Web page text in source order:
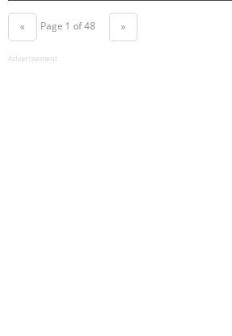
« Page 1 of 48 »
Advertisement